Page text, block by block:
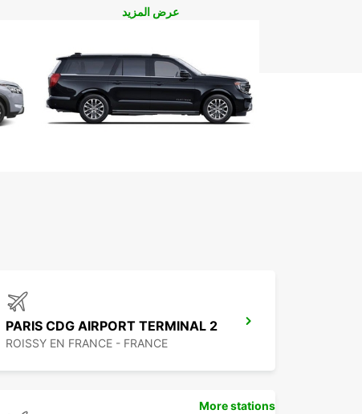
عرض المزيد
PARIS CDG AIRPORT TERMINAL 2
ROISSY EN FRANCE - FRANCE
More stations